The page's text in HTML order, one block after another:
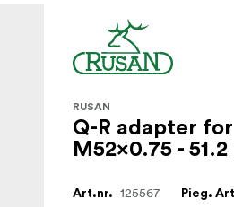
RUSAN
Q-R adapter
M52x0.75 -
Art.nr. 125567 Pieg.